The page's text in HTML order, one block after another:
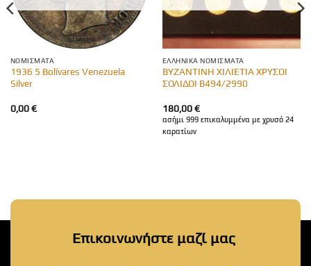
ΝΟΜΊΣΜΑΤΑ
1936 5 Bolívares Venezuela
Silver
0,00€
ΕΛΛΗΝΙΚΆ ΝΟΜΊΣΜΑΤΑ
ΒΥΖΑΝΤΙΝΗ ΧΙΛΙΕΤΙΑ ΧΡΥΣΟΙ
ΣΟΛΙΔΟΙ Β494/2990
180,00€
ασήμι 999 επικαλυμμένα με χρυσό 24
καρατίων
Επικοινωνήστε μαζί μας